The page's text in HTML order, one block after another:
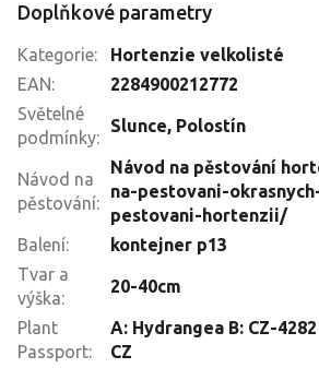
Doplňkové parametry
Kategorie:
Hortenzie velkolisté
EAN:
2284900212772
Světelné
podmínky:
Slunce, Polostín
Návod na
pěstování:
Návod na pěstování
na-pestovani-
pestovani-hortenzii/
Balení:
kontejner p13
Tvar a
výška:
20-40cm
Plant
Passport:
A: Hydrangea B: CZ-
CZ